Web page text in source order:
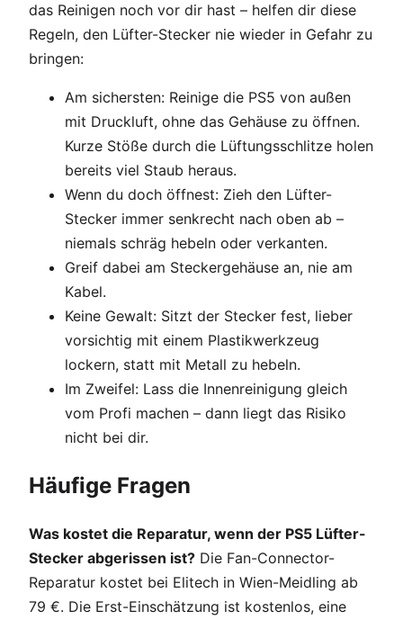
das Reinigen noch vor dir hast – helfen dir diese
Regeln, den Lüfter-Stecker nie wieder in Gefahr zu
bringen:
Am sichersten: Reinige die PS5 von außen
mit Druckluft, ohne das Gehäuse zu öffnen.
Kurze Stöße durch die Lüftungsschlitze holen
bereits viel Staub heraus.
Wenn du doch öffnest: Zieh den Lüfter-
Stecker immer senkrecht nach oben ab –
niemals schräg hebeln oder verkanten.
Greif dabei am Steckergehäuse an, nie am
Kabel.
Keine Gewalt: Sitzt der Stecker fest, lieber
vorsichtig mit einem Plastikwerkzeug
lockern, statt mit Metall zu hebeln.
Im Zweifel: Lass die Innenreinigung gleich
vom Profi machen – dann liegt das Risiko
nicht bei dir.
Häufige Fragen
Was kostet die Reparatur, wenn der PS5 Lüfter-
Stecker abgerissen ist? Die Fan-Connector-
Reparatur kostet bei Elitech in Wien-Meidling ab
79 €. Die Erst-Einschätzung ist kostenlos, eine